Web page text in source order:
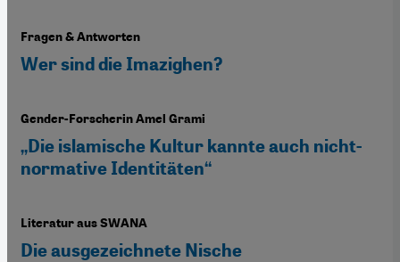
Fragen & Antworten
Wer sind die Imazighen?
Gender-Forscherin Amel Grami
„Die islamische Kultur kannte auch nicht-
normative Identitäten“
Literatur aus SWANA
Die ausgezeichnete Nische